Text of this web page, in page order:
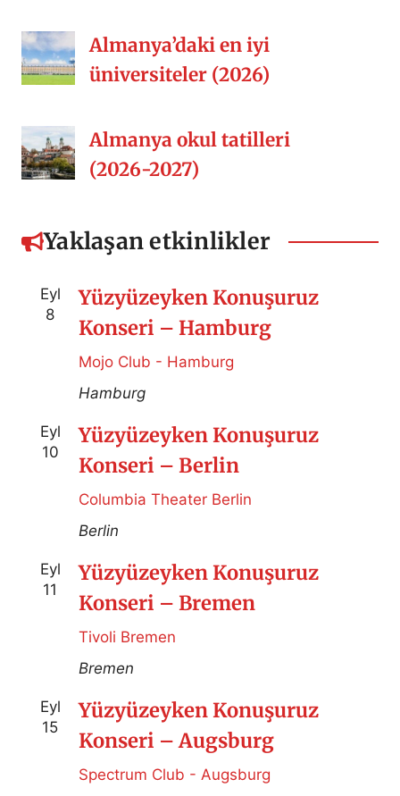
Almanya’daki en iyi
üniversiteler (2026)
Almanya okul tatilleri
(2026-2027)
Yaklaşan etkinlikler
Eyl
8
Yüzyüzeyken Konuşuruz
Konseri – Hamburg
Mojo Club - Hamburg
Hamburg
Eyl
10
Yüzyüzeyken Konuşuruz
Konseri – Berlin
Columbia Theater Berlin
Berlin
Eyl
11
Yüzyüzeyken Konuşuruz
Konseri – Bremen
Tivoli Bremen
Bremen
Eyl
15
Yüzyüzeyken Konuşuruz
Konseri – Augsburg
Spectrum Club - Augsburg